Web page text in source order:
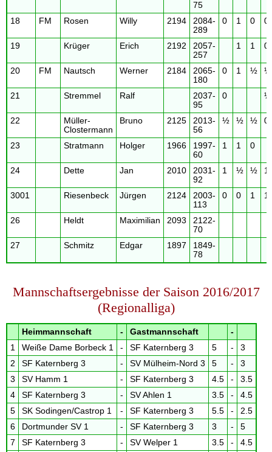
75
18 FM Rosen Willy 2194
2084-
289
0 1 0 0
19 Krüger Erich 2192
2057-
257
1 1 0
20 FM Nautsch Werner 2184
2065-
180
0 1 ½ ½
21 Stremmel Ralf
2037-
95
0 ½
22
Müller-
Clostermann
Bruno 2125
2013-
56
½ ½ ½ 0
23 Stratmann Holger 1966
1997-
60
1 1 0
24 Dette Jan 2010
2031-
92
1 ½ ½ 1
3001 Riesenbeck Jürgen 2124
2003-
113
0 0 1 1
26 Heldt Maximilian 2093
2122-
70
27
Schmitz Edgar 1897
1849-
78
Mannschaftsergebnisse der Saison 2016/2017
(Regionalliga)
Heimmannschaft - Gastmannschaft
-
1
Weiße Dame Borbeck 1 - SF Katernberg 3 5 -
3
2
SF Katernberg 3 - SV Mülheim-Nord 3 5 -
3
3
SV Hamm 1 - SF Katernberg 3 4.5 -
3.5
4
SF Katernberg 3 - SV Ahlen 1 3.5 -
4.5
5
SK Sodingen/Castrop 1 - SF Katernberg 3 5.5 -
2.5
6
Dortmunder SV 1 - SF Katernberg 3 3 -
5
7
SF Katernberg 3 - SV Welper 1 3.5 -
4.5